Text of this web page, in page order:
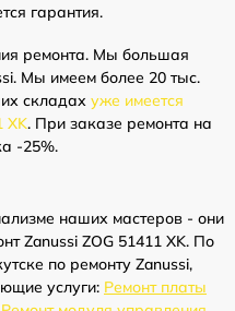
гарантия.
ремонта. Мы большая
Мы имеем более 20 тыс.
складах уже имеется
XK. При заказе ремонта на
-25%.
наших мастеров - они
Zanussi ZOG 51411 XK. По
по ремонту Zanussi,
услуги: Ремонт платы